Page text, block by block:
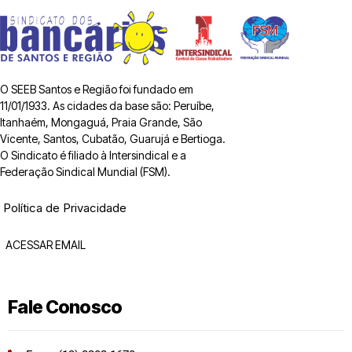
O SEEB Santos e Região foi fundado em
11/01/1933. As cidades da base são: Peruíbe,
Itanhaém, Mongaguá, Praia Grande, São
Vicente, Santos, Cubatão, Guarujá e Bertioga.
O Sindicato é filiado à Intersindical e a
Federação Sindical Mundial (FSM).
Política de Privacidade
ACESSAR EMAIL
Fale Conosco